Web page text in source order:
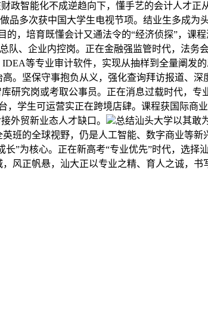
政智能化不成逆趋向下，懂手艺的会计人才
多次获中国大学生电视节项。结业生多成
，培育既懂会计又通法令的“经济侦探”，课
队、企业内控岗。正在金融强监管时代，法
等专业审计软件，实现从抽样到全量阐发
。坚保守事抱负从义，强化查询拜访报道、
研究岗或考取公事员。正在消息过载时代，
，学生可运营实正在跨境店肆。课程获国际
外贸新业态人才缺口。
总结汕头大学以其敢
班的全球视野，仍是人工智能、数字商业等
”为核心。正在新高考“专业优先”时代，选择
正帆悬，汕大正以专业之精、育人之诚，书